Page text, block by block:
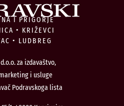
I PRIGORJE
• KRIŽEVCI
• LUDBREG
za izdavaštvo,
i usluge
Podravskoga lista